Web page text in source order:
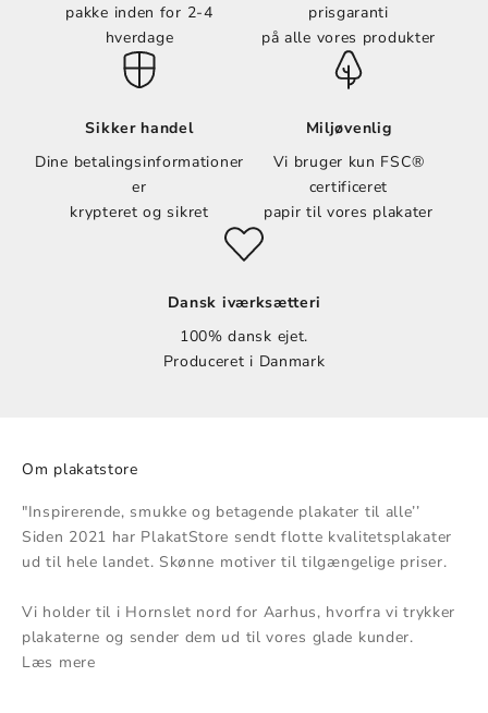
pakke inden for 2-4
hverdage
prisgaranti
på alle vores produkter
Sikker handel
Dine betalingsinformationer
er
krypteret og sikret
Miljøvenlig
Vi bruger kun FSC®
certificeret
papir til vores plakater
Dansk iværksætteri
100% dansk ejet.
Produceret i Danmark
Om plakatstore
"Inspirerende, smukke og betagende plakater til alle’’
Siden 2021 har PlakatStore sendt flotte kvalitetsplakater
ud til hele landet. Skønne motiver til tilgængelige priser.
Vi holder til i Hornslet nord for Aarhus, hvorfra vi trykker
plakaterne og sender dem ud til vores glade kunder.
Læs mere